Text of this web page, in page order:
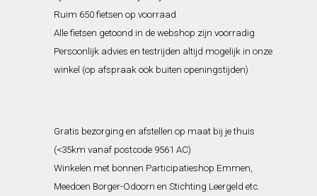
Ruim 650 fietsen op voorraad
Alle fietsen getoond in de webshop zijn voorradig
Persoonlijk advies en testrijden altijd mogelijk in onze
winkel (op afspraak ook buiten openingstijden)
Gratis bezorging en afstellen op maat bij je thuis
(<35km vanaf postcode 9561 AC)
Winkelen met bonnen Participatieshop Emmen,
Meedoen Borger-Odoorn en Stichting Leergeld etc.